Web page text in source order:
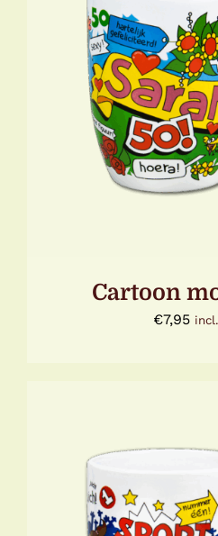
TOEVOEGEN AAN
Cartoon
€7,95